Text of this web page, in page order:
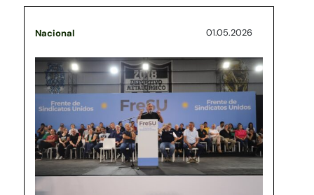
Nacional 01.05.2026